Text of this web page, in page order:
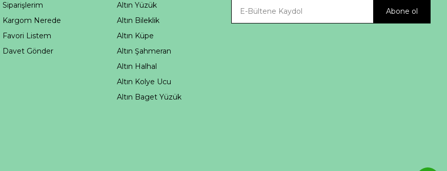
Siparişlerim
Kargom Nerede
Favori Listem
Davet Gönder
Altın Yüzük
Altın Bileklik
Altın Küpe
Altın Şahmeran
Altın Halhal
Altın Kolye Ucu
Altın Baget Yüzük
Abone ol